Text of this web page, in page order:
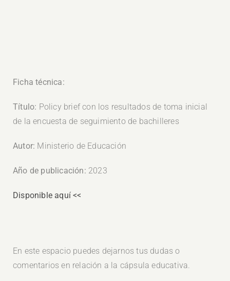
Ficha técnica:
Título: Policy brief con los resultados de toma inicial
de la encuesta de seguimiento de bachilleres
Autor: Ministerio de Educación
Año de publicación: 2023
Disponible aquí <<
En este espacio puedes dejarnos tus dudas o
comentarios en relación a la cápsula educativa.